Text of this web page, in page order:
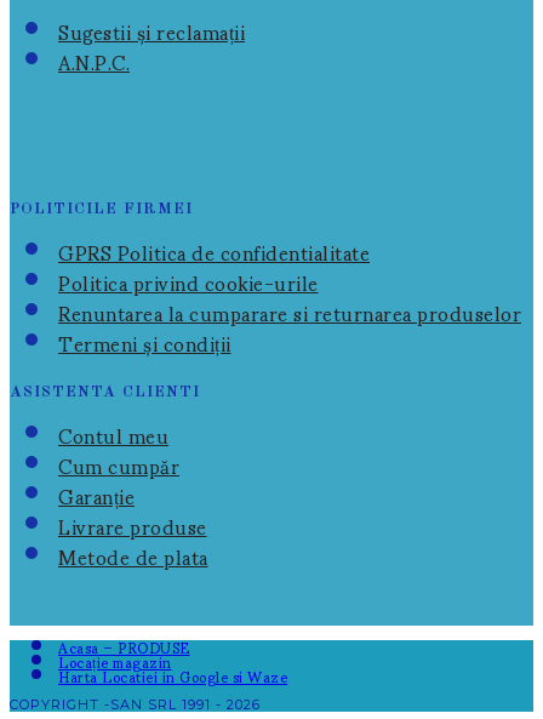
Sugestii și reclamații
A.N.P.C.
POLITICILE FIRMEI
GPRS Politica de confidentialitate
Politica privind cookie-urile
Renuntarea la cumparare si returnarea produselor
Termeni și condiții
ASISTENTA CLIENTI
Contul meu
Cum cumpăr
Garanție
Livrare produse
Metode de plata
Acasa – PRODUSE
Locație magazin
Harta Locatiei in Google si Waze
COPYRIGHT -SAN SRL 1991 - 2026